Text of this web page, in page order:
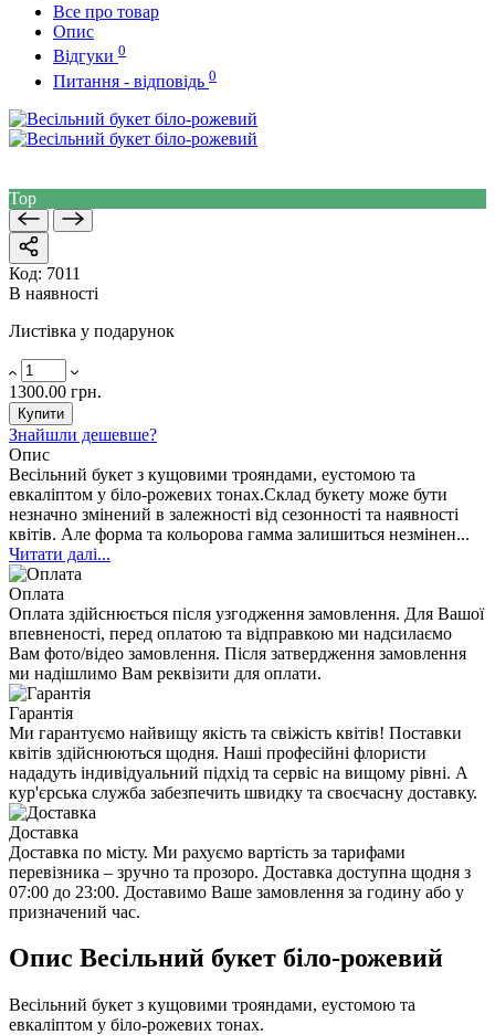
Все про товар
Опис
Відгуки 0
Питання - відповідь 0
Top
Код: 7011
В наявності
Листівка у подарунок
1300.00 грн.
Купити
Знайшли дешевше?
Опис
Весільний букет з кущовими трояндами, еустомою та
евкаліптом у біло-рожевих тонах.Склад букету може бути
незначно змінений в залежності від сезонності та наявності
квітів. Але форма та кольорова гамма залишиться незмінен...
Читати далі...
Оплата
Оплата здійснюється після узгодження замовлення. Для Вашої
впевненості, перед оплатою та відправкою ми надсилаємо
Вам фото/відео замовлення. Після затвердження замовлення
ми надішлимо Вам реквізити для оплати.
Гарантія
Ми гарантуємо найвищу якість та свіжість квітів! Поставки
квітів здійснюються щодня. Наші професійні флористи
нададуть індивідуальний підхід та сервіс на вищому рівні. А
кур'єрська служба забезпечить швидку та своєчасну доставку.
Доставка
Доставка по місту. Ми рахуємо вартість за тарифами
перевізника – зручно та прозоро. Доставка доступна щодня з
07:00 до 23:00. Доставимо Ваше замовлення за годину або у
призначений час.
Опис Весільний букет біло-рожевий
Весільний букет з кущовими трояндами, еустомою та
евкаліптом у біло-рожевих тонах.